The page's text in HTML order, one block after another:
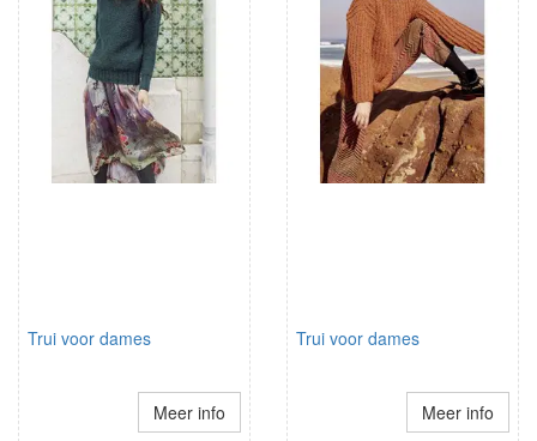
Trui voor dames
Meer info
Trui voor dames
Meer info